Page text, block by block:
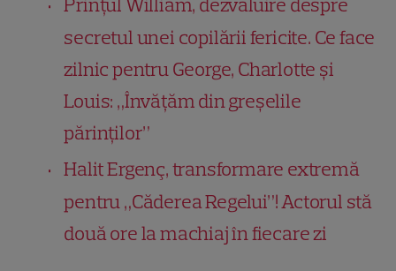
Prințul William, dezvăluire despre
secretul unei copilării fericite. Ce face
zilnic pentru George, Charlotte și
Louis: „Învățăm din greșelile
părinților”
Halit Ergenç, transformare extremă
pentru „Căderea Regelui”! Actorul stă
două ore la machiaj în fiecare zi